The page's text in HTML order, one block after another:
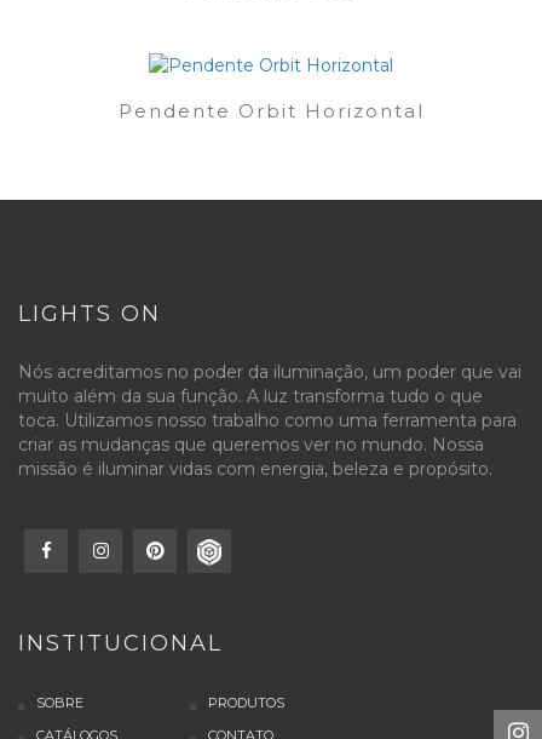
Pendente Orbit Horizontal
LIGHTS ON
Nós acreditamos no poder da iluminação, um poder que vai
muito além da sua função. A luz transforma tudo o que
toca. Utilizamos nosso trabalho como uma ferramenta para
criar as mudanças que queremos ver no mundo. Nossa
missão é iluminar vidas com energia, beleza e propósito.
INSTITUCIONAL
SOBRE
PRODUTOS
CATÁLOGOS
CONTATO